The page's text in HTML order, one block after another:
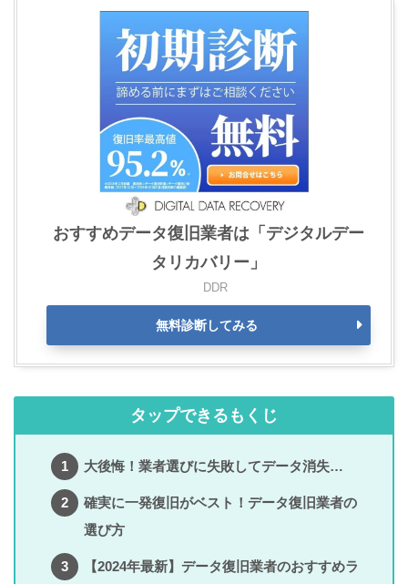
おすすめデータ復旧業者は「デジタルデー
タリカバリー」
DDR
無料診断してみる
タップできるもくじ
大後悔！業者選びに失敗してデータ消失…
確実に一発復旧がベスト！データ復旧業者の
選び方
【2024年最新】データ復旧業者のおすすめラ